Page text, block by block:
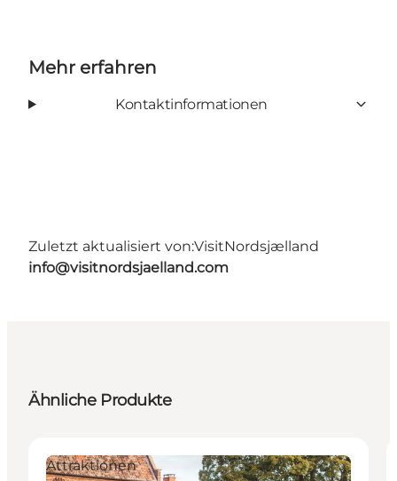
Mehr erfahren
Kontaktinformationen
Zuletzt aktualisiert von:VisitNordsjælland
info@visitnordsjaelland.com
Ähnliche Produkte
Attraktionen